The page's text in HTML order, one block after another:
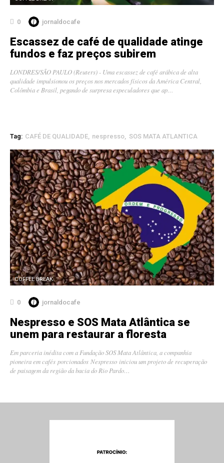
0 jornaldocafe
Escassez de café de qualidade atinge
fundos e faz preços subirem
LONDRES/SÃO PAULO (Reuters) - Uma escassez de café arábica de alta
qualidade impulsionou os preços nos mercados físicos da América Central,
Colômbia e Brasil, pegando de surpresa especuladores que ap…
Tag: CAFÉ DE QUALIDADE nespresso SOS MATA ATLANTICA
COFFEE BREAK
0 jornaldocafe
Nespresso e SOS Mata Atlântica se
unem para restaurar a floresta
Em parceria inédita com a Fundação SOS Mata Atlântica, a companhia
pioneira em cafés porcionados Nespresso iniciou um projeto de recuperação
de paisagem da região da bacia do Rio Pardo…